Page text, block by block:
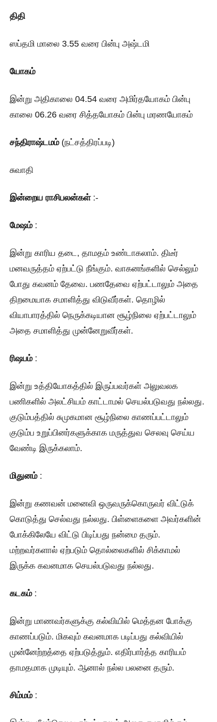
திதி
ஸப்தமி மாலை 3.55 வரை பின்பு அஷ்டமி
யோகம்
இன்று அதிகாலை 04.54 வரை அமிர்தயோகம் பின்பு
காலை 06.26 வரை சித்தயோகம் பின்பு மரணயோகம்
சந்திராஷ்டமம்(நட்சத்திரப்படி)
சுவாதி
இன்றைய ராசிபலன்கள்:-
மேஷம்:
இன்று காரிய தடை, தாமதம் உண்டாகலாம். திடீர்
மனவருத்தம் ஏற்பட்டு நீங்கும். வாகனங்களில் செல்லும்
போது கவனம் தேவை. பணதேவை ஏற்பட்டாலும் அதை
திறமையாக சமாளித்து விடுவீர்கள். தொழில்
வியாபாரத்தில் நெருக்கடியான சூழ்நிலை ஏற்பட்டாலும்
அதை சமாளித்து முன்னேறுவீர்கள்.
ரிஷபம்:
இன்று உத்தியோகத்தில் இருப்பவர்கள் அலுவலக
பணிகளில் அலட்சியம் காட்டாமல் செயல்படுவது நல்லது.
குடும்பத்தில் சுமுகமான சூழ்நிலை காணப்பட்டாலும்
குடும்ப உறுப்பினர்களுக்காக மருத்துவ செலவு செய்ய
வேண்டி இருக்கலாம்.
மிதுனம்:
இன்று கணவன் மனைவி ஒருவருக்கொருவர் விட்டுக்
கொடுத்து செல்வது நல்லது. பிள்ளைகளை அவர்களின்
போக்கிலேயே விட்டு பிடிப்பது நன்மை தரும்.
மற்றவர்களால் ஏற்படும் தொல்லைகளில் சிக்காமல்
இருக்க கவனமாக செயல்படுவது நல்லது.
கடகம்:
இன்று மாணவர்களுக்கு கல்வியில் மெத்தன போக்கு
காணப்படும். மிகவும் கவனமாக படிப்பது கல்வியில்
முன்னேற்றத்தை ஏற்படுத்தும். எதிர்பார்த்த காரியம்
தாமதமாக முடியும். ஆனால் நல்ல பலனை தரும்.
சிம்மம்: